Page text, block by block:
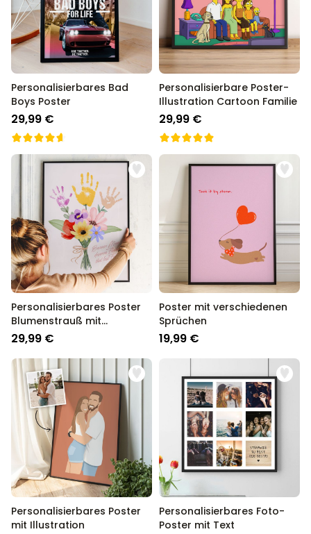
Personalisierbar
Personalisierbares Aperol
Spritz Glas mit Name
über 19.400
mal gekauft
Personalisierbare Schürze
Pizzeria mit Gesicht
mal gekauft
Personalisierbar
Personalisierbare
Champagnerschale mit Text
über 2.000
mal gekauft
24,99 €
Personalisierbares Bad
Boys Poster
29,99 €
Personalisierbare Poster-
Illustration Cartoon Familie
29,99 €
Personalisierbares Poster
Blumenstrauß mit
Handabdruck
29,99 €
Poster mit verschiedenen
Sprüchen
19,99 €
Personalisierbares Poster
mit Illustration
Personalisierbares Foto-
Poster mit Text